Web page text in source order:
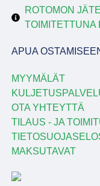
ROTOMON
TOIMITETTUNA
APUA
MYYMÄLÄT
OTA YHTEYTTÄ
TILAUS - JA
MAKSUTAVAT